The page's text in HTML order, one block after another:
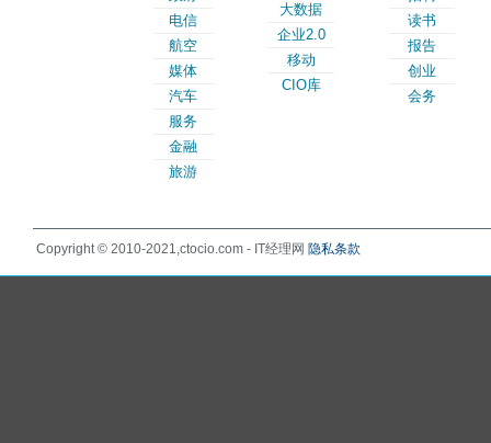
电信
航空
媒体
汽车
服务
金融
旅游
大数据
企业2.0
移动
CIO库
读书
报告
创业
会务
Copyright © 2010-2021,ctocio.com - IT经理网 隐私条款